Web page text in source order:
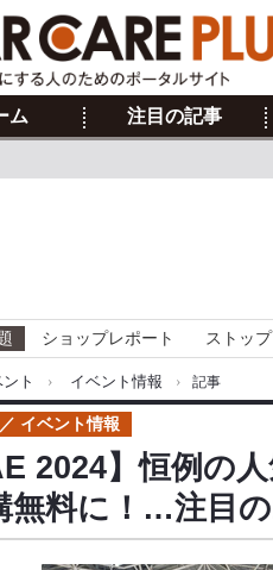
ム 注目の記事
ショップレポート ストッ
ト › イベント情報 › 記事
2024】恒例の
無料に！…注目
イベント情報